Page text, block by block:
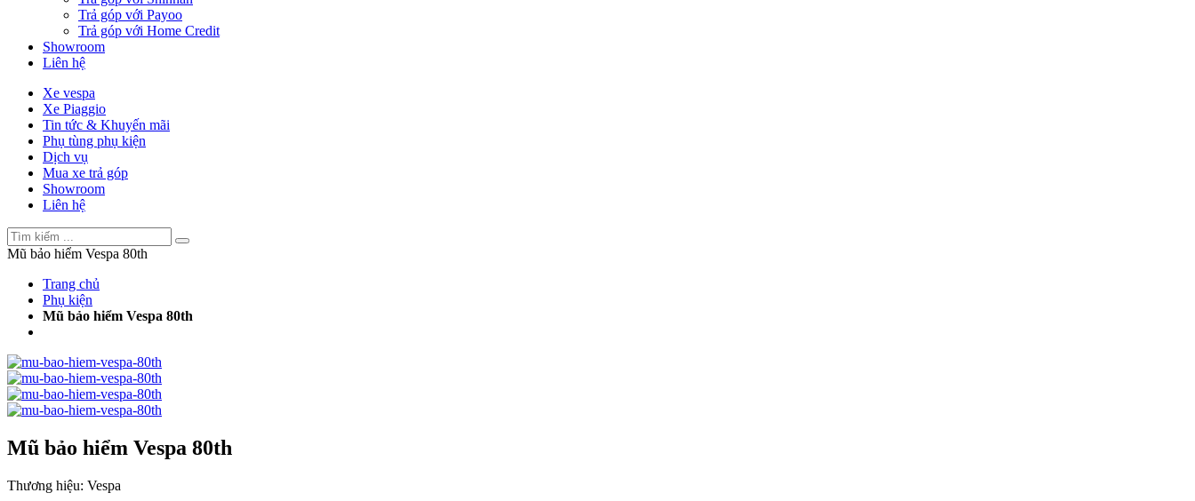
Trả góp với Payoo
Trả góp với Home Credit
Showroom
Liên hệ
Xe vespa
Xe Piaggio
Tin tức & Khuyến mãi
Phụ tùng phụ kiện
Dịch vụ
Mua xe trả góp
Showroom
Liên hệ
Mũ bảo hiểm Vespa 80th
Trang chủ
Phụ kiện
Mũ bảo hiểm Vespa 80th
Mũ bảo hiểm Vespa 80th
Thương hiệu: Vespa